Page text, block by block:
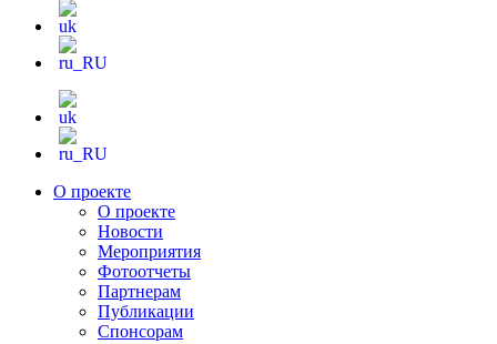
О проекте
О проекте
Новости
Мероприятия
Фотоотчеты
Партнерам
Публикации
Спонсорам